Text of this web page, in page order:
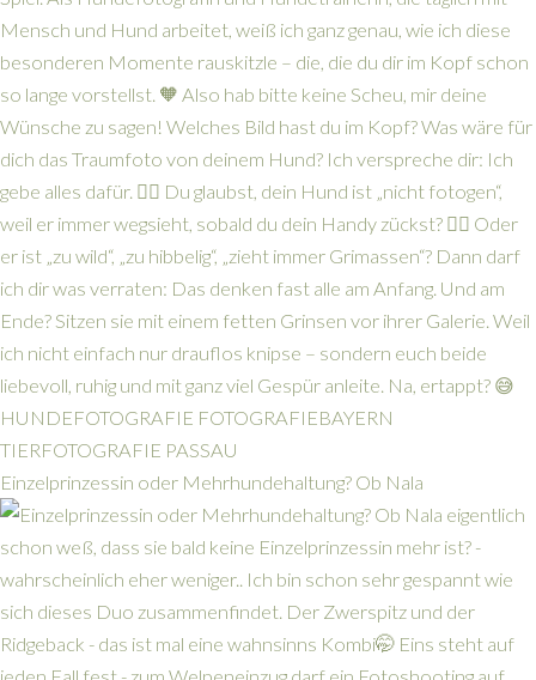
Einzelprinzessin oder Mehrhundehaltung? Ob Nala